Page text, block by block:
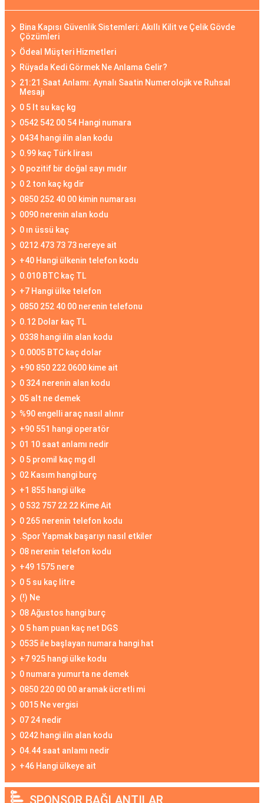
Bina Kapısı Güvenlik Sistemleri: Akıllı Kilit ve Çelik Gövde
Çözümleri
Ödeal Müşteri Hizmetleri
Rüyada Kedi Görmek Ne Anlama Gelir?
21:21 Saat Anlamı: Aynalı Saatin Numerolojik ve Ruhsal
Mesajı
0 5 lt su kaç kg
0542 542 00 54 Hangi numara
0434 hangi ilin alan kodu
0.99 kaç Türk lirası
0 pozitif bir doğal sayı mıdır
0 2 ton kaç kg dir
0850 252 40 00 kimin numarası
0090 nerenin alan kodu
0 ın üssü kaç
0212 473 73 73 nereye ait
+40 Hangi ülkenin telefon kodu
0.010 BTC kaç TL
+7 Hangi ülke telefon
0850 252 40 00 nerenin telefonu
0.12 Dolar kaç TL
0338 hangi ilin alan kodu
0.0005 BTC kaç dolar
+90 850 222 0600 kime ait
0 324 nerenin alan kodu
05 alt ne demek
%90 engelli araç nasıl alınır
+90 551 hangi operatör
01 10 saat anlamı nedir
0 5 promil kaç mg dl
02 Kasım hangi burç
+1 855 hangi ülke
0 532 757 22 22 Kime Ait
0 265 nerenin telefon kodu
.Spor Yapmak başarıyı nasıl etkiler
08 nerenin telefon kodu
+49 1575 nere
0 5 su kaç litre
(!) Ne
08 Ağustos hangi burç
0 5 ham puan kaç net DGS
0535 ile başlayan numara hangi hat
+7 925 hangi ülke kodu
0 numara yumurta ne demek
0850 220 00 00 aramak ücretli mi
0015 Ne vergisi
07 24 nedir
0242 hangi ilin alan kodu
04.44 saat anlamı nedir
+46 Hangi ülkeye ait
SPONSOR BAĞLANTILAR